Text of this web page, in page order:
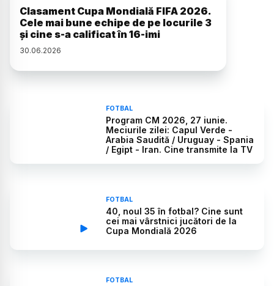
Clasament Cupa Mondială FIFA 2026.
Cele mai bune echipe de pe locurile 3
și cine s-a calificat în 16-imi
30.06.2026
FOTBAL
Program CM 2026, 27 iunie.
Meciurile zilei: Capul Verde -
Arabia Saudită / Uruguay - Spania
/ Egipt - Iran. Cine transmite la TV
FOTBAL
40, noul 35 în fotbal? Cine sunt
cei mai vârstnici jucători de la
Cupa Mondială 2026
FOTBAL